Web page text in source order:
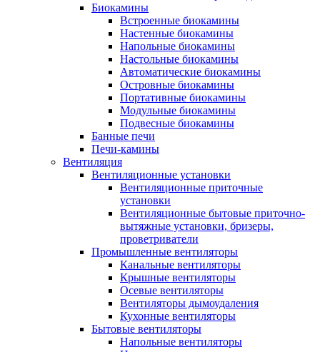
Биокамины
Встроенные биокамины
Настенные биокамины
Напольные биокамины
Настольные биокамины
Автоматические биокамины
Островные биокамины
Портативные биокамины
Модульные биокамины
Подвесные биокамины
Банные печи
Печи-камины
Вентиляция
Вентиляционные установки
Вентиляционные приточные
установки
Вентиляционные бытовые приточно-
вытяжные установки, бризеры,
проветриватели
Промышленные вентиляторы
Канальные вентиляторы
Крышные вентиляторы
Осевые вентиляторы
Вентиляторы дымоудаления
Кухонные вентиляторы
Бытовые вентиляторы
Напольные вентиляторы